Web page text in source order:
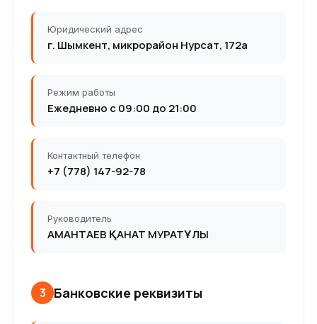
Юридический адрес
г. Шымкент, микрорайон Нурсат, 172а
Режим работы
Ежедневно с 09:00 до 21:00
Контактный телефон
+7 (778) 147-92-78
Руководитель
АМАНТАЕВ ҚАНАТ МУРАТҰЛЫ
3 Банковские реквизиты